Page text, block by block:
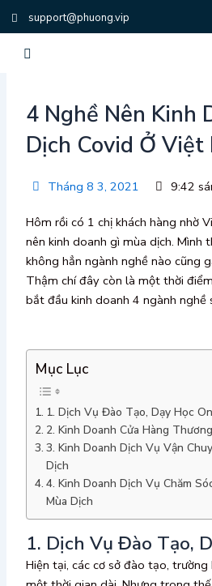
support@phuong.vip
4 Nghề Nên Kinh
Dịch Covid Ở Việt
Tháng 8 3, 2021 9:42
Hôm rồi có 1 chị khách hàng nhờ
nên kinh doanh gì mùa dịch. Mình
không hẳn ngành nghề nào cũng
Thậm chí đây còn là một thời
bắt đầu kinh doanh 4 ngành nghề
Mục Lục
1. Dịch Vụ Đào Tạo, Dạy Học
2. Kinh Doanh Cửa Hàng
3. Kinh Doanh Dịch Vụ Vận
Dịch
4. Kinh Doanh Dịch Vụ Chăm
Mùa Dịch
1. Dịch Vụ Đào Tạo,
Hiện tại, các cơ sở đào tạo,